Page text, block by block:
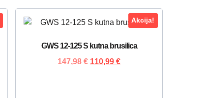
Akcija!
GWS 12-125 S kutna brusilica
147,98€ 110,99€